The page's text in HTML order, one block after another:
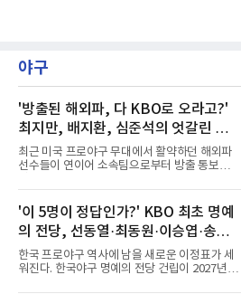
홀에서 경기하고 있다.
야구
'방출된 해외파, 다 KBO로 오라고?'
최지만, 배지환, 심준석의 엇갈린 거
취와 현실
최근 미국 프로야구 무대에서 활약하던 해외파
선수들이 연이어 소속팀으로부터 방출 통보를
메이저리그와 마이너리그를 오가며 도전을 이어
가던 이들의 잇단 이탈은 자연스럽게 '이들이 과
연 KBO리그로 유턴할 것인가'라는 뜨거운 화두
로 이어졌다. 일각에서는 당연하다는 듯 국내 복
귀를 점치고 있지만, 막상 뚜껑을 열어보면 세
선수가 마주한 현실과 향후 행보는 판이하게 갈
린다. 선수 개인의 확고한 소신과 야구계의 엄격
'이 5명이 정답인가?' KBO 최초 명예
의 전당, 선동열·최동원·이승엽·송진
우·김응용을 둘러싼 논쟁
한국 프로야구 역사에 남을 새로운 이정표가 세
워진다. 한국야구 명예의 전당 건립이 2027년으